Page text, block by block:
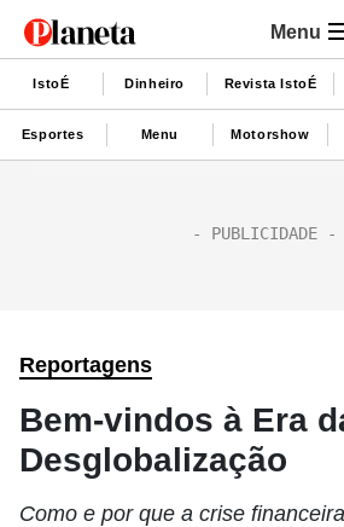
Menu
IstoÉ Dinheiro Revista IstoÉ
Esportes Menu Motorshow
Reportagens
Bem-vindos à Era
Desglobalização
Como e por que a crise